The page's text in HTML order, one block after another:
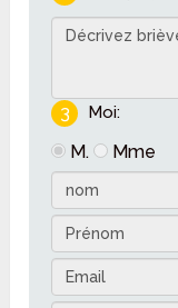
3 Moi:
M. Mme